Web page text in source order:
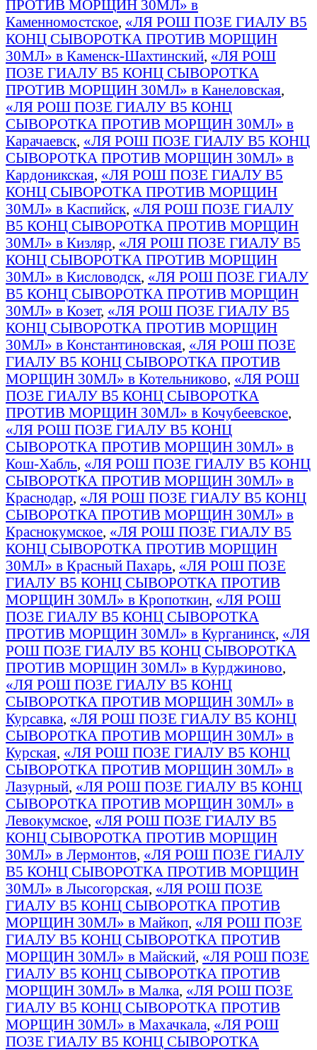
ПРОТИВ МОРЩИН 30МЛ» в
Каменномостское, «ЛЯ РОШ ПОЗЕ ГИАЛУ B5
КОНЦ СЫВОРОТКА ПРОТИВ МОРЩИН
30МЛ» в Каменск-Шахтинский, «ЛЯ РОШ
ПОЗЕ ГИАЛУ B5 КОНЦ СЫВОРОТКА
ПРОТИВ МОРЩИН 30МЛ» в Канеловская,
«ЛЯ РОШ ПОЗЕ ГИАЛУ B5 КОНЦ
СЫВОРОТКА ПРОТИВ МОРЩИН 30МЛ» в
Карачаевск, «ЛЯ РОШ ПОЗЕ ГИАЛУ B5 КОНЦ
СЫВОРОТКА ПРОТИВ МОРЩИН 30МЛ» в
Кардоникская, «ЛЯ РОШ ПОЗЕ ГИАЛУ B5
КОНЦ СЫВОРОТКА ПРОТИВ МОРЩИН
30МЛ» в Каспийск, «ЛЯ РОШ ПОЗЕ ГИАЛУ
B5 КОНЦ СЫВОРОТКА ПРОТИВ МОРЩИН
30МЛ» в Кизляр, «ЛЯ РОШ ПОЗЕ ГИАЛУ B5
КОНЦ СЫВОРОТКА ПРОТИВ МОРЩИН
30МЛ» в Кисловодск, «ЛЯ РОШ ПОЗЕ ГИАЛУ
B5 КОНЦ СЫВОРОТКА ПРОТИВ МОРЩИН
30МЛ» в Козет, «ЛЯ РОШ ПОЗЕ ГИАЛУ B5
КОНЦ СЫВОРОТКА ПРОТИВ МОРЩИН
30МЛ» в Константиновская, «ЛЯ РОШ ПОЗЕ
ГИАЛУ B5 КОНЦ СЫВОРОТКА ПРОТИВ
МОРЩИН 30МЛ» в Котельниково, «ЛЯ РОШ
ПОЗЕ ГИАЛУ B5 КОНЦ СЫВОРОТКА
ПРОТИВ МОРЩИН 30МЛ» в Кочубеевское,
«ЛЯ РОШ ПОЗЕ ГИАЛУ B5 КОНЦ
СЫВОРОТКА ПРОТИВ МОРЩИН 30МЛ» в
Кош-Хабль, «ЛЯ РОШ ПОЗЕ ГИАЛУ B5 КОНЦ
СЫВОРОТКА ПРОТИВ МОРЩИН 30МЛ» в
Краснодар, «ЛЯ РОШ ПОЗЕ ГИАЛУ B5 КОНЦ
СЫВОРОТКА ПРОТИВ МОРЩИН 30МЛ» в
Краснокумское, «ЛЯ РОШ ПОЗЕ ГИАЛУ B5
КОНЦ СЫВОРОТКА ПРОТИВ МОРЩИН
30МЛ» в Красный Пахарь, «ЛЯ РОШ ПОЗЕ
ГИАЛУ B5 КОНЦ СЫВОРОТКА ПРОТИВ
МОРЩИН 30МЛ» в Кропоткин, «ЛЯ РОШ
ПОЗЕ ГИАЛУ B5 КОНЦ СЫВОРОТКА
ПРОТИВ МОРЩИН 30МЛ» в Курганинск, «ЛЯ
РОШ ПОЗЕ ГИАЛУ B5 КОНЦ СЫВОРОТКА
ПРОТИВ МОРЩИН 30МЛ» в Курджиново,
«ЛЯ РОШ ПОЗЕ ГИАЛУ B5 КОНЦ
СЫВОРОТКА ПРОТИВ МОРЩИН 30МЛ» в
Курсавка, «ЛЯ РОШ ПОЗЕ ГИАЛУ B5 КОНЦ
СЫВОРОТКА ПРОТИВ МОРЩИН 30МЛ» в
Курская, «ЛЯ РОШ ПОЗЕ ГИАЛУ B5 КОНЦ
СЫВОРОТКА ПРОТИВ МОРЩИН 30МЛ» в
Лазурный, «ЛЯ РОШ ПОЗЕ ГИАЛУ B5 КОНЦ
СЫВОРОТКА ПРОТИВ МОРЩИН 30МЛ» в
Левокумское, «ЛЯ РОШ ПОЗЕ ГИАЛУ B5
КОНЦ СЫВОРОТКА ПРОТИВ МОРЩИН
30МЛ» в Лермонтов, «ЛЯ РОШ ПОЗЕ ГИАЛУ
B5 КОНЦ СЫВОРОТКА ПРОТИВ МОРЩИН
30МЛ» в Лысогорская, «ЛЯ РОШ ПОЗЕ
ГИАЛУ B5 КОНЦ СЫВОРОТКА ПРОТИВ
МОРЩИН 30МЛ» в Майкоп, «ЛЯ РОШ ПОЗЕ
ГИАЛУ B5 КОНЦ СЫВОРОТКА ПРОТИВ
МОРЩИН 30МЛ» в Майский, «ЛЯ РОШ ПОЗЕ
ГИАЛУ B5 КОНЦ СЫВОРОТКА ПРОТИВ
МОРЩИН 30МЛ» в Малка, «ЛЯ РОШ ПОЗЕ
ГИАЛУ B5 КОНЦ СЫВОРОТКА ПРОТИВ
МОРЩИН 30МЛ» в Махачкала, «ЛЯ РОШ
ПОЗЕ ГИАЛУ B5 КОНЦ СЫВОРОТКА